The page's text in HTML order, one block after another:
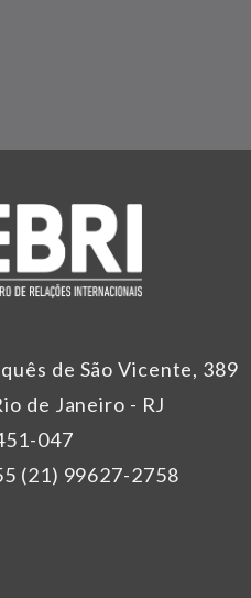
de São Vicente, 389
de Janeiro - RJ
047
(21) 99627-2758